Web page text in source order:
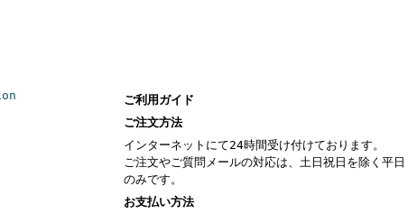
ご利用ガイド
ご注文方法
インターネットにて24時間受け付けております。
ご注文やご質問メールの対応は、土日祝日を除く平日
のみです。
お支払い方法